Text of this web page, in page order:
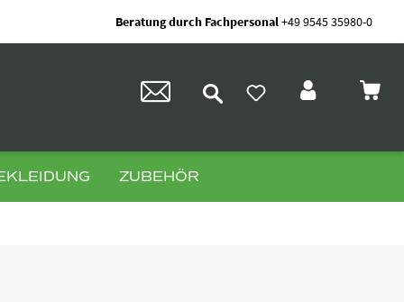
Beratung durch Fachpersonal+49 9545 35980-0
ZUBEHÖR